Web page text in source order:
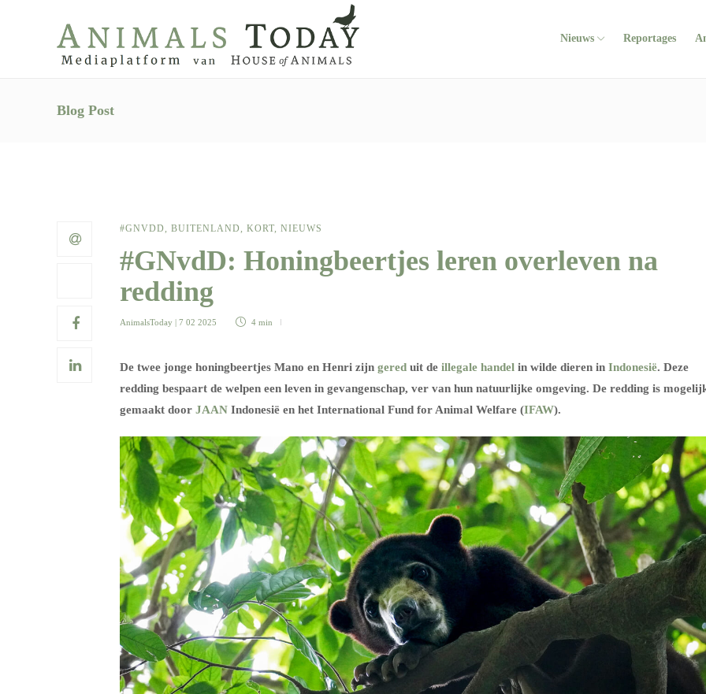
Nieuws Reportages
Blog Post
#GNVDD, BUITENLAND, KORT, NIEUWS
#GNvdD: Honingbeertjes leren overleven na
redding
AnimalsToday | 7 02 2025 4 min
De twee jonge honingbeertjes Mano en Henri zijn gered uit de illegale handel in wilde dieren in Indonesië. Deze
redding bespaart de welpen een leven in gevangenschap, ver van hun natuurlijke omgeving. De redding is
gemaakt door JAAN Indonesië en het International Fund for Animal Welfare (IFAW).